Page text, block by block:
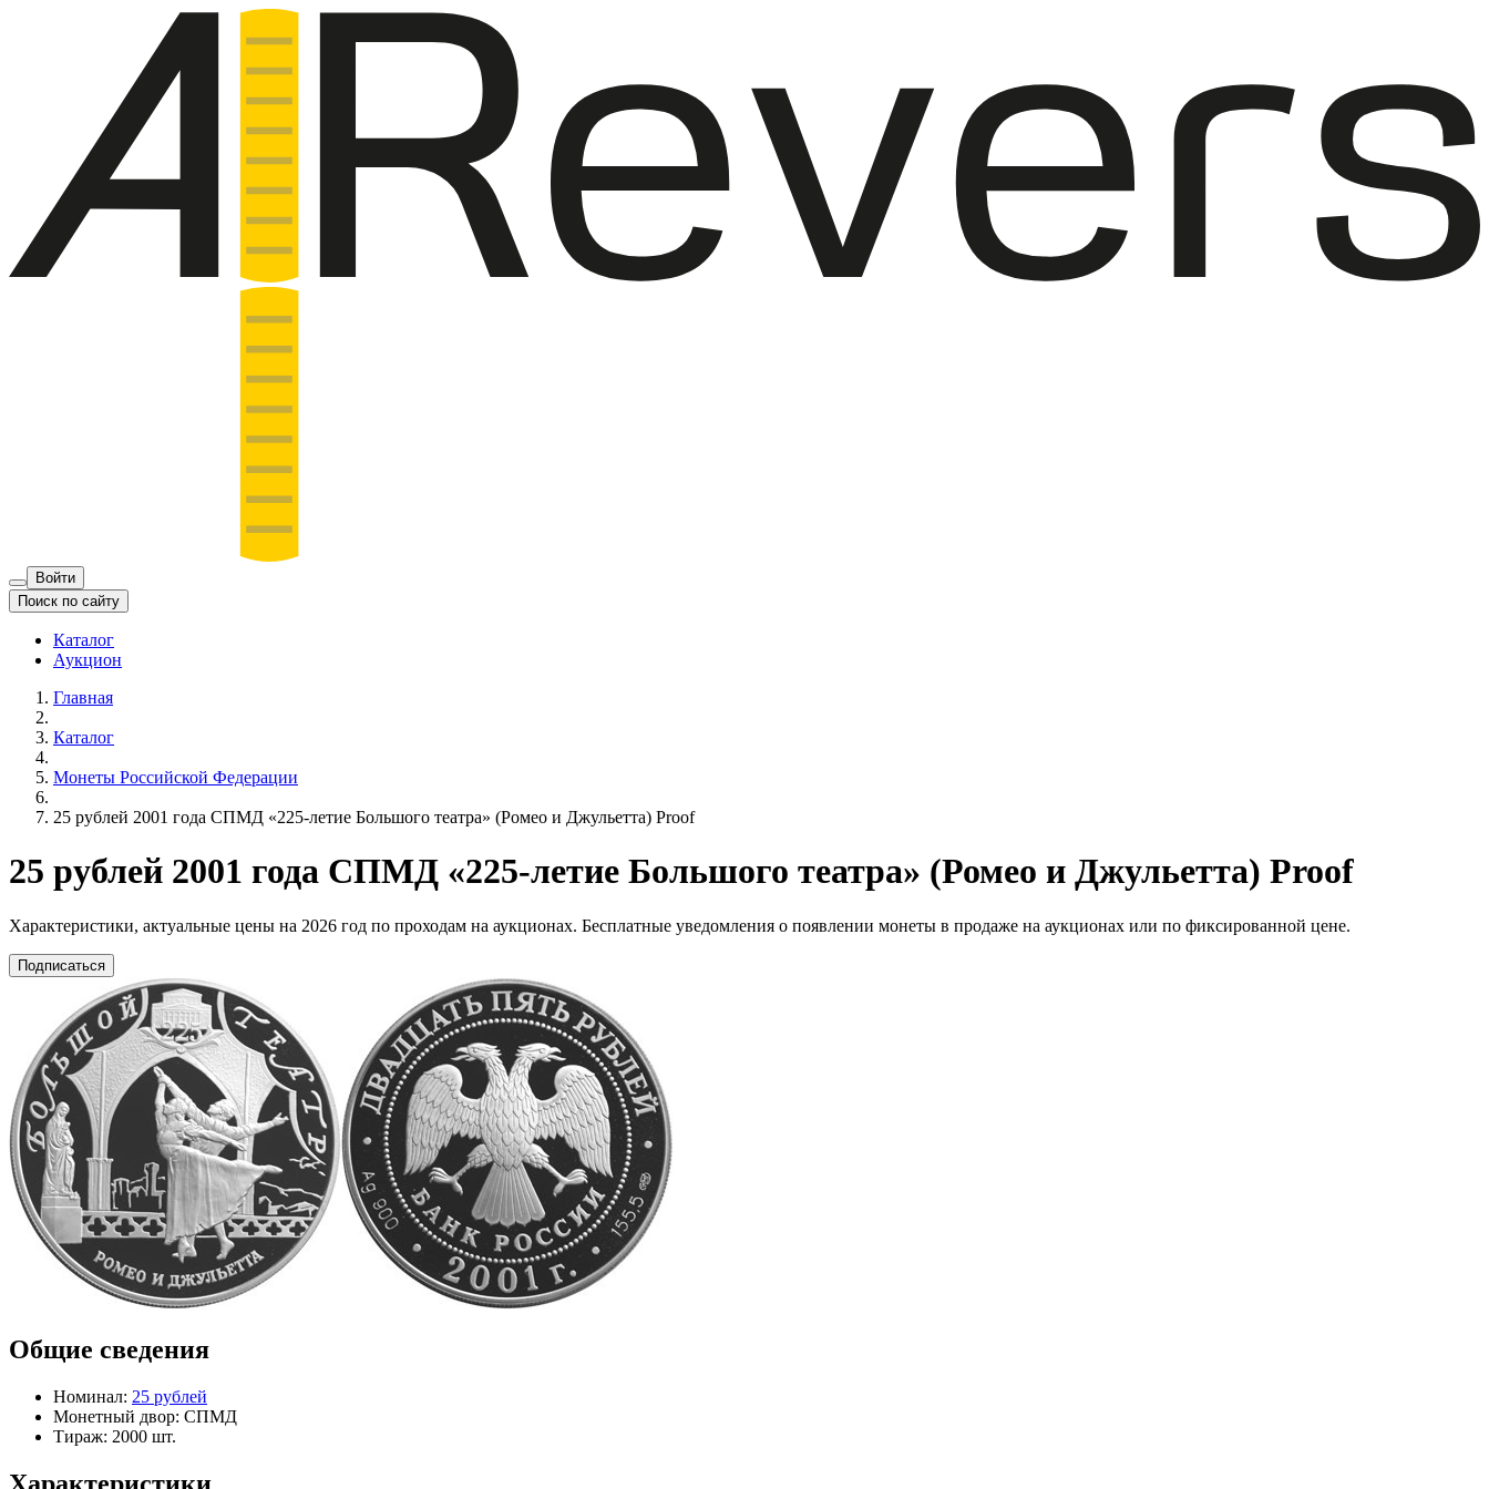
Войти
Поиск по сайту
Каталог
Аукцион
Главная
Каталог
Монеты Российской Федерации
25 рублей 2001 года СПМД «225-летие Большого театра» (Ромео и Джульетта) Proof
25 рублей 2001 года СПМД «225-летие Большого театра» (Ромео и Джульетта) Proof
Характеристики, актуальные цены на 2026 год по проходам на аукционах. Бесплатные уведомления о появлении монеты в продаже на аукционах или по фиксированной цене.
Подписаться
Общие сведения
Номинал: 25 рублей
Монетный двор: СПМД
Тираж: 2000 шт.